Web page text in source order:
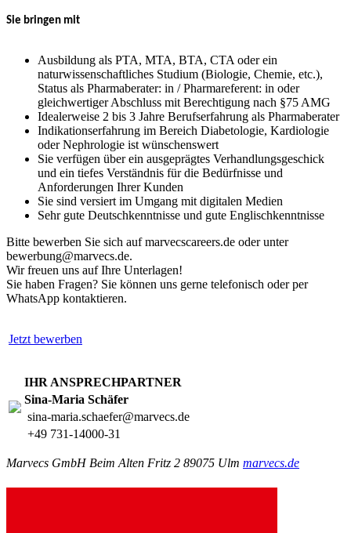
Sie bringen mit
Ausbildung als PTA, MTA, BTA, CTA oder ein
naturwissenschaftliches Studium (Biologie, Chemie, etc.),
Status als Pharmaberater: in / Pharmareferent: in oder
gleichwertiger Abschluss mit Berechtigung nach §75 AMG
Idealerweise 2 bis 3 Jahre Berufserfahrung als Pharmaberater
Indikationserfahrung im Bereich Diabetologie, Kardiologie
oder Nephrologie ist wünschenswert
Sie verfügen über ein ausgeprägtes Verhandlungsgeschick
und ein tiefes Verständnis für die Bedürfnisse und
Anforderungen Ihrer Kunden
Sie sind versiert im Umgang mit digitalen Medien
Sehr gute Deutschkenntnisse und gute Englischkenntnisse
Bitte bewerben Sie sich auf marvecscareers.de oder unter
bewerbung@marvecs.de.
Wir freuen uns auf Ihre Unterlagen!
Sie haben Fragen? Sie können uns gerne telefonisch oder per
WhatsApp kontaktieren.
Jetzt bewerben
IHR ANSPRECHPARTNER
Sina-Maria Schäfer
sina-maria.schaefer@marvecs.de
+49 731-14000-31
Marvecs GmbH Beim Alten Fritz 2 89075 Ulm marvecs.de